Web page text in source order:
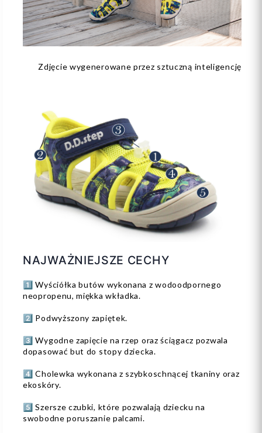
Zdjęcie wygenerowane przez sztuczną inteligencję
NAJWAŻNIEJSZE CECHY
1️⃣ Wyściółka butów wykonana z wodoodpornego
neopropenu, miękka wkładka.
2️⃣ Podwyższony zapiętek.
3️⃣ Wygodne zapięcie na rzep oraz ściągacz pozwala
dopasować but do stopy dziecka.
4️⃣ Cholewka wykonana z szybkoschnącej tkaniny oraz
ekoskóry.
5️⃣ Szersze czubki, które pozwalają dziecku na
swobodne poruszanie palcami.